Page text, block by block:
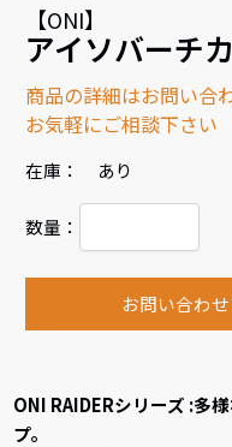
【ONI】
アイソバーチ
商品の詳細はお問い合
お気軽にご相談下さい
在庫： あり
数量：
お問い合わ
ONI RAIDERシリーズ :多
プ。